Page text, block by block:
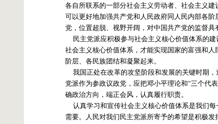
各自所联系的一部分社会主义劳动者、社会主义
可以更好地加强共产党和人民政府同人民内部各
党，位置超脱、视野开阔，对中国共产党的监督
民主党派应积极参与社会主义核心价值体系的
社会主义核心价值体系，才能实现国家的富强和
阶层、各民族团结和凝聚起来。
我国正处在改革的攻坚阶段和发展的关键时期
党派作为参政议政党，应把邓小平理论和“三个代
确政治方向，端正会风，认真履行职责。
认真学习和宣传社会主义核心价值体系是我们
需要。人民对我们民主党派所寄予的希望是积极